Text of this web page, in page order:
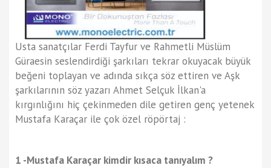
Usta sanatçılar Ferdi Tayfur ve Rahmetli Müslüm
Güraesin seslendirdiği şarkıları tekrar okuyacak büyük
beğeni toplayan ve adında sıkça söz ettiren ve Aşk
şarkılarının söz yazarı Ahmet Selçuk İlkan'a
kırgınlığını hiç çekinmeden dile getiren genç yetenek
Mustafa Karaçar ile çok özel röpörtaj :
1 -Mustafa Karaçar kimdir kısaca tanıyalım ?